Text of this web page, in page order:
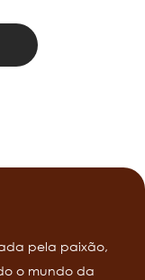
pela paixão,
o mundo da